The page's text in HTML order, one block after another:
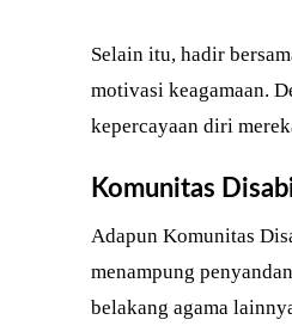
Selain itu, hadir
motivasi keagamaan.
kepercayaan diri
Komunitas
Adapun Komunitas
menampung
belakang agama